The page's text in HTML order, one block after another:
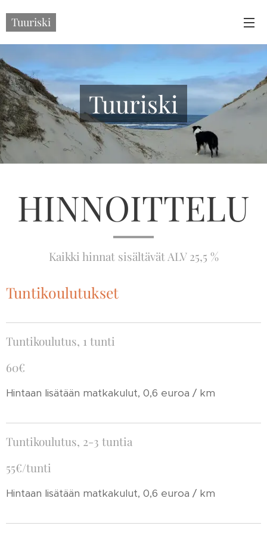
Tuuriski
Tuuriski
HINNOITTELU
Kaikki hinnat sisältävät ALV 25,5 %
Tuntikoulutukset
Tuntikoulutus, 1 tunti
60€
Hintaan lisätään matkakulut, 0,6 euroa / km
Tuntikoulutus, 2-3 tuntia
55€/tunti
Hintaan lisätään matkakulut, 0,6 euroa / km